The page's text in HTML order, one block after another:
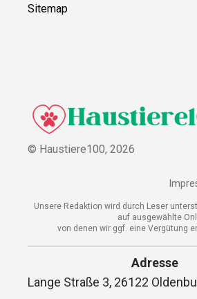
Sitemap
© Haustiere100, 2026
Unsere Redaktion wird durch Leser
auf ausgewählte
von denen wir ggf. eine Vergütung
Adresse
Lange Straße 3, 26122